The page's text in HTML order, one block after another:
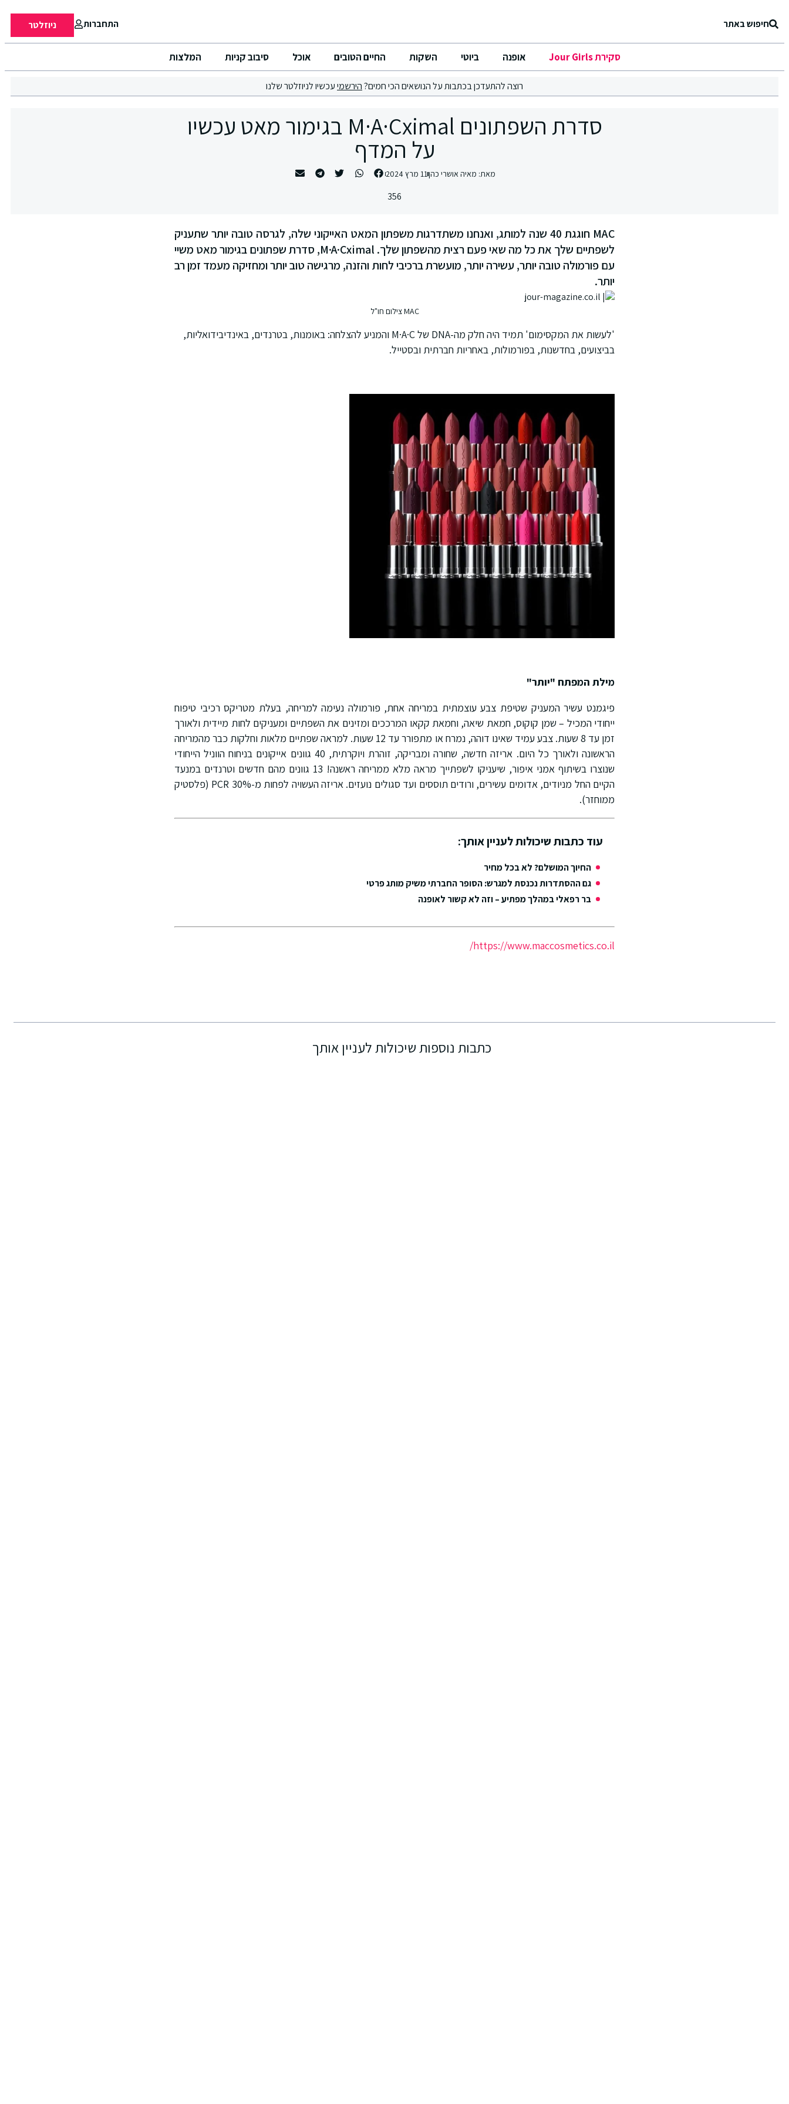
חיפוש באתר התחברות ניוזלטר
סקירת Jour Girls אופנה ביוטי השקות החיים הטובים אוכל סיבוב קניות המלצות
רוצה להתעדכן בכתבות על הנושאים הכי חמים?הירשמיעכשיו לניוזלטר שלנו
סדרת השפתונים M·A·Cximal בגימור מאט עכשיו
על המדף
מאת: מאיה אושרי כהן11 מרץ 2024
356
MAC חוגגת 40 שנה למותג, ואנחנו משתדרגות משפתון המאט האייקוני שלה, לגרסה טובה יותר שתעניק
לשפתיים שלך את כל מה שאי פעם רצית מהשפתון שלך. M·A·Cximal, סדרת שפתונים בגימור מאט משיי
עם פורמולה טובה יותר, עשירה יותר, מועשרת ברכיבי לחות והזנה, מרגישה טוב יותר ומחזיקה מעמד זמן רב
יותר.
MAC צילום חו"ל
'לעשות את המקסימום' תמיד היה חלק מה-DNA של M·A·C והמניע להצלחה: באומנות, בטרנדים, באינדיבידואליות,
בביצועים, בחדשנות, בפורמולות, באחריות חברתית ובסטייל.
מילת המפתח "יותר"
פיגמנט עשיר המעניק שטיפת צבע עוצמתית במריחה אחת, פורמולה נעימה למריחה, בעלת מטריקס רכיבי טיפוח
ייחודי המכיל – שמן קוקוס, חמאת שיאה, וחמאת קקאו המרככים ומזינים את השפתיים ומעניקים לחות מיידית ולאורך
זמן עד 8 שעות. צבע עמיד שאינו דוהה, נמרח או מתפורר עד 12 שעות. למראה שפתיים מלאות וחלקות כבר מהמריחה
הראשונה ולאורך כל היום. אריזה חדשה, שחורה ומבריקה, זוהרת ויוקרתית, 40 גוונים אייקונים בניחוח הווניל הייחודי
שנוצרו בשיתוף אמני איפור, שיעניקו לשפתייך מראה מלא ממריחה ראשנה! 13 גוונים מהם חדשים וטרנדים במנעד
הקיים החל מניודים, אדומים עשירים, ורודים תוססים ועד סגולים נועזים. אריזה העשויה לפחות מ-30% PCR (פלסטיק
ממוחזר).
עוד כתבות שיכולות לעניין אותך:
החיוך המושלם? לא בכל מחיר
גם ההסתדרות נכנסת למגרש: הסופר החברתי משיק מותג פרטי
בר רפאלי במהלך מפתיע – וזה לא קשור לאופנה
https://www.maccosmetics.co.il/
כתבות נוספות שיכולות לעניין אותך